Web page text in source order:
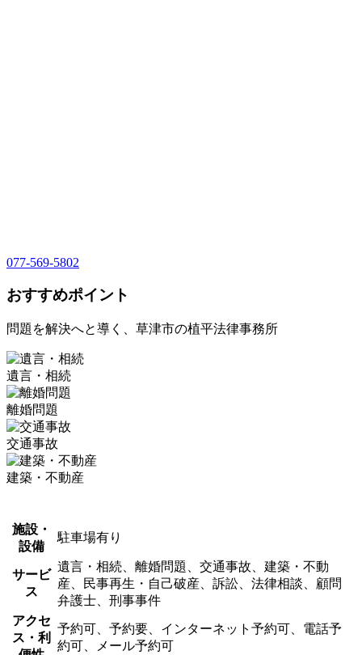
077-569-5802
おすすめポイント
問題を解決へと導く、草津市の植平法律事務所
遺言・相続
離婚問題
交通事故
建築・不動産
施設・
設備
駐車場有り
サービ
ス
遺言・相続、離婚問題、交通事故、建築・不動
産、民事再生・自己破産、訴訟、法律相談、顧問
弁護士、刑事事件
アクセ
ス・利
予約可、予約要、インターネット予約可、電話予
約可、メール予約可